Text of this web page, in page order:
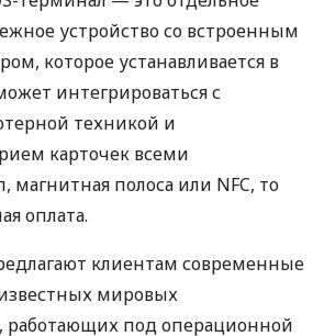
устройство со встроенным
которое устанавливается в
интегрироваться с
техникой и
карточек всеми
полоса или NFC, то
оплата.
клиентам современные
мировых
работающих под операционной